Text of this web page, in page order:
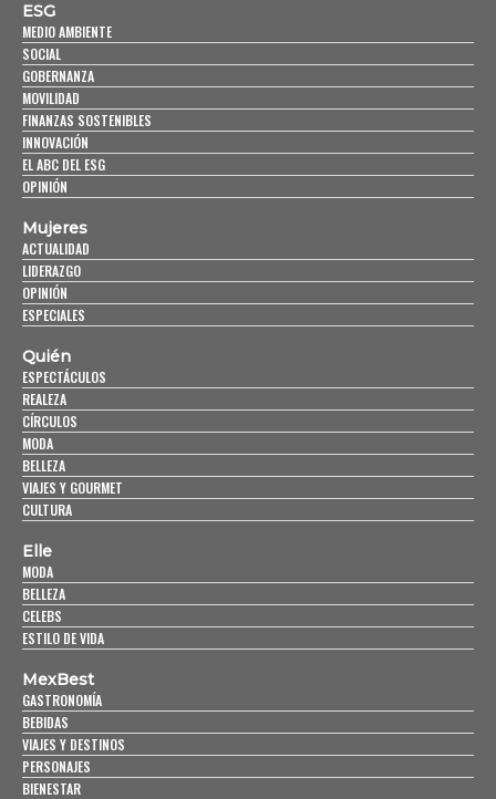
ESG
MEDIO AMBIENTE
SOCIAL
GOBERNANZA
MOVILIDAD
FINANZAS SOSTENIBLES
INNOVACIÓN
EL ABC DEL ESG
OPINIÓN
Mujeres
ACTUALIDAD
LIDERAZGO
OPINIÓN
ESPECIALES
Quién
ESPECTÁCULOS
REALEZA
CÍRCULOS
MODA
BELLEZA
VIAJES Y GOURMET
CULTURA
Elle
MODA
BELLEZA
CELEBS
ESTILO DE VIDA
MexBest
GASTRONOMÍA
BEBIDAS
VIAJES Y DESTINOS
PERSONAJES
BIENESTAR